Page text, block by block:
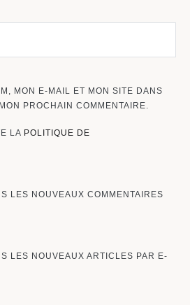
MON E-MAIL ET MON SITE DANS
PROCHAIN COMMENTAIRE.
LA POLITIQUE DE
LES NOUVEAUX COMMENTAIRES
LES NOUVEAUX ARTICLES PAR E-